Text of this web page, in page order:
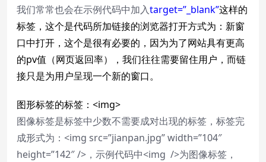
我们常常也会在示例代码中加入target=”_blank”这样的
标签，这个是代码所加链接的浏览器打开方式为：新窗
口中打开，这个是很有必要的，因为为了网站具有更高
的pv值（网页返回率），我们往往需要留住用户，而链
接只是为用户呈现一个新的窗口。
图形标签的标签：<img>
图像标签是标签中少数不需要成对出现的标签，标签完
成形式为：<img src=”jianpan.jpg” width=”104″
height=”142″ />，示例代码中<img />为图像标签，